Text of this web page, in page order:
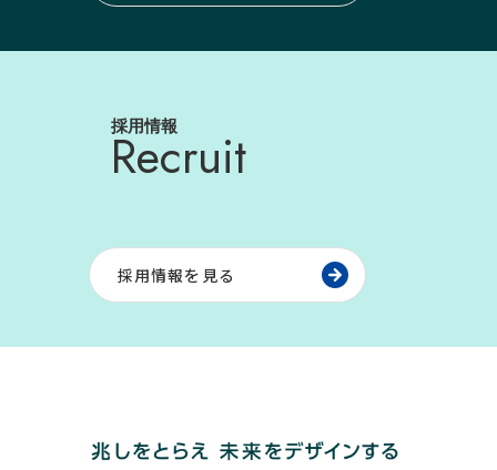
採用情報
Recruit
採用情報を見る